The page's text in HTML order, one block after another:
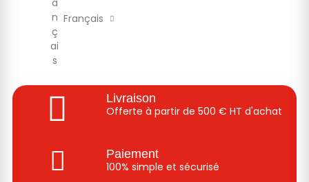
Français
Livraison
Offerte à partir de 500 € HT d'achat
Paiement
100% simple et sécurisé